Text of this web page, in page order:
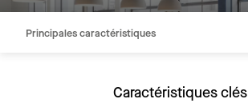
Principales caractéristiques
Caractéristiques clés